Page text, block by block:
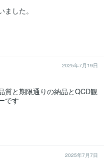
した。
2025年7月19日
質と期限通りの納品とQCD観
です
2025年7月7日